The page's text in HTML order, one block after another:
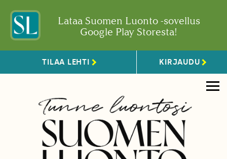
Lataa Suomen Luonto -sovellus
Google Play Storesta!
TILAA LEHTI KIRJAUDU